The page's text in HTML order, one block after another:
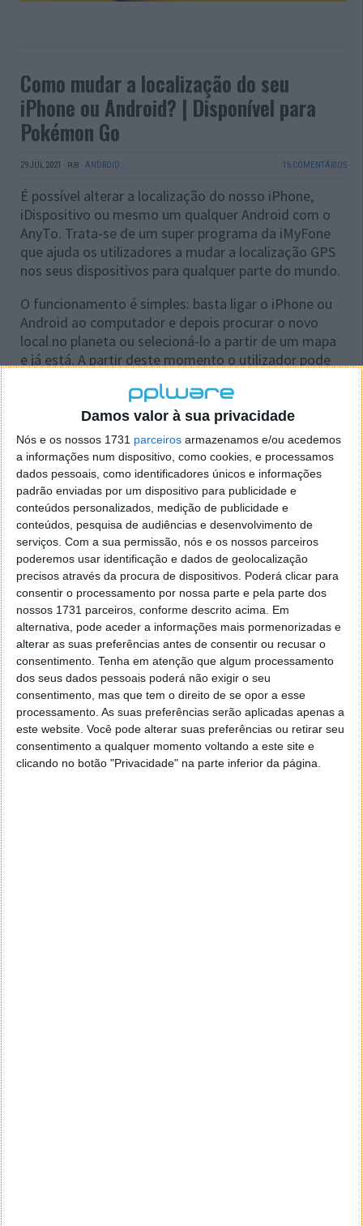
Damos valor à sua privacidade
Nós e os nossos 1731 parceiros armazenamos e/ou acedemos
a informações num dispositivo, como cookies, e processamos
dados pessoais, como identificadores únicos e informações
padrão enviadas por um dispositivo para publicidade e
conteúdos personalizados, medição de publicidade e
conteúdos, pesquisa de audiências e desenvolvimento de
serviços. Com a sua permissão, nós e os nossos parceiros
poderemos usar identificação e dados de geolocalização
precisos através da procura de dispositivos. Poderá clicar para
consentir o processamento por nossa parte e pela parte dos
nossos 1731 parceiros, conforme descrito acima. Em
alternativa, pode aceder a informações mais pormenorizadas e
alterar as suas preferências antes de consentir ou recusar o
consentimento. Tenha em atenção que algum processamento
dos seus dados pessoais poderá não exigir o seu
consentimento, mas que tem o direito de se opor a esse
processamento. As suas preferências serão aplicadas apenas a
este website. Você pode alterar suas preferências ou retirar seu
consentimento a qualquer momento voltando a este site e
clicando no botão "Privacidade" na parte inferior da página.
Como mudar a localização do seu
iPhone ou Android? | Disponível para
Pokémon Go
29 JUL 2021 · PUB · ANDROID 16 COMENTÁRIOS
É possível alterar a localização do nosso iPhone,
iDispositivo ou mesmo um qualquer Android com o
AnyTo. Trata-se de um super programa da iMyFone
que ajuda os utilizadores a mudar a localização GPS
nos seus dispositivos para qualquer parte do mundo.
O funcionamento é simples: basta ligar o iPhone ou
Android ao computador e depois procurar o novo
local no planeta ou selecioná-lo a partir de um mapa
e já está. A partir deste momento o utilizador pode